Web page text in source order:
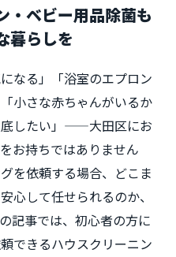
・ベビー用品除菌も
暮らしを
なる」「浴室のエプロン
小さな赤ちゃんがいるか
底したい」——大田区にお
お持ちではありません
を依頼する場合、どこま
心して任せられるのか、
記事では、初心者の方に
できるハウスクリーニン